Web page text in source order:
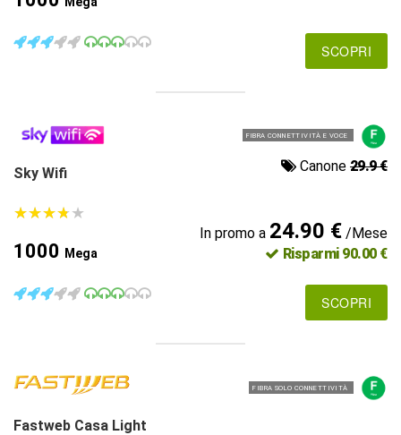
SCOPRI
FIBRA CONNETTIVITÀ E VOCE
Sky Wifi Canone 29.9 €
★★★★★
★★★★★
1000 Mega
In promo a 24.90 €/Mese
Risparmi 90.00 €
SCOPRI
FIBRA SOLO CONNETTIVITÀ
Fastweb Casa Light